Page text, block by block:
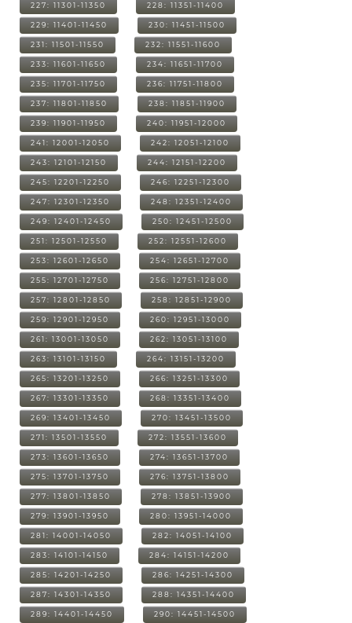
227: 11301-11350 228: 11351-11400
229: 11401-11450 230: 11451-11500
231: 11501-11550 232: 11551-11600
233: 11601-11650 234: 11651-11700
235: 11701-11750 236: 11751-11800
237: 11801-11850 238: 11851-11900
239: 11901-11950 240: 11951-12000
241: 12001-12050 242: 12051-12100
243: 12101-12150 244: 12151-12200
245: 12201-12250 246: 12251-12300
247: 12301-12350 248: 12351-12400
249: 12401-12450 250: 12451-12500
251: 12501-12550 252: 12551-12600
253: 12601-12650 254: 12651-12700
255: 12701-12750 256: 12751-12800
257: 12801-12850 258: 12851-12900
259: 12901-12950 260: 12951-13000
261: 13001-13050 262: 13051-13100
263: 13101-13150 264: 13151-13200
265: 13201-13250 266: 13251-13300
267: 13301-13350 268: 13351-13400
269: 13401-13450 270: 13451-13500
271: 13501-13550 272: 13551-13600
273: 13601-13650 274: 13651-13700
275: 13701-13750 276: 13751-13800
277: 13801-13850 278: 13851-13900
279: 13901-13950 280: 13951-14000
281: 14001-14050 282: 14051-14100
283: 14101-14150 284: 14151-14200
285: 14201-14250 286: 14251-14300
287: 14301-14350 288: 14351-14400
289: 14401-14450 290: 14451-14500